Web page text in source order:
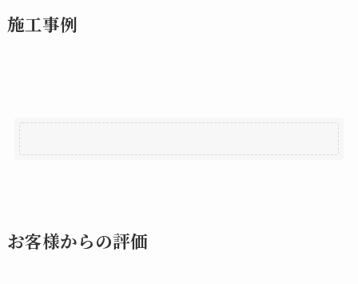
施工事例
お客様からの評価